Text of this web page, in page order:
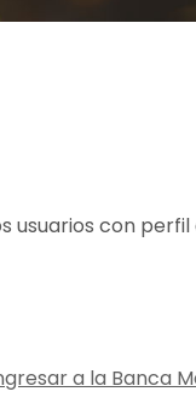
usuarios con
a la Banca